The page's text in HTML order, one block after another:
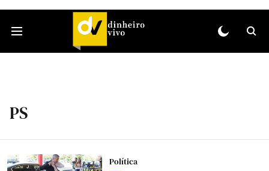
PS
Política